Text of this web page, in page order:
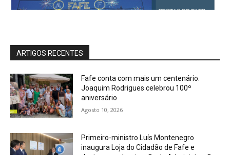
ARTIGOS RECENTES
Fafe conta com mais um centenário:
Joaquim Rodrigues celebrou 100º
aniversário
Agosto 10, 2026
Primeiro-ministro Luís Montenegro
inaugura Loja do Cidadão de Fafe e